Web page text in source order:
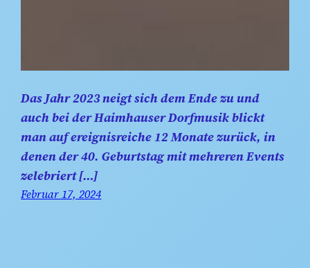
Das Jahr 2023 neigt sich dem Ende zu und
auch bei der Haimhauser Dorfmusik blickt
man auf ereignisreiche 12 Monate zurück, in
denen der 40. Geburtstag mit mehreren Events
zelebriert […]
Februar 17, 2024